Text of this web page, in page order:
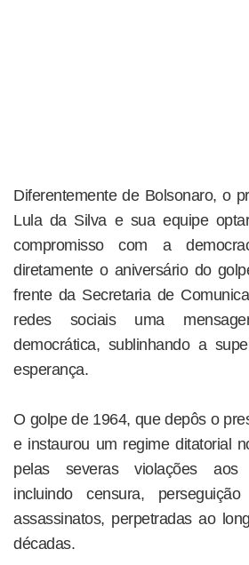
Diferentemente de Bolsonaro, o
Lula da Silva e sua equipe
compromisso com a
diretamente o aniversário do
frente da Secretaria de
redes sociais uma
democrática, sublinhando a
esperança.
O golpe de 1964, que depôs o
e instaurou um regime ditatorial
pelas severas violações aos
incluindo censura,
assassinatos, perpetradas ao
décadas.